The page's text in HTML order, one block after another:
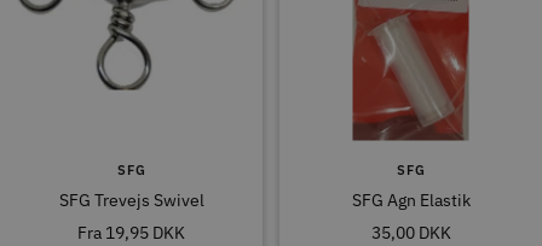
SFG
SFG Trevejs Swivel
Tilbudspris
Fra 19,95 DKK
SFG
SFG Agn Elastik
Tilbudspris
35,00 DKK